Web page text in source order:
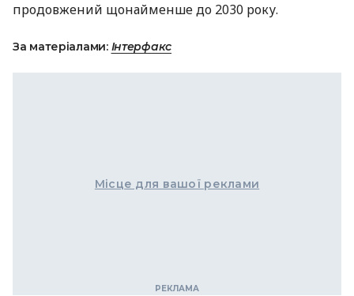
продовжений щонайменше до 2030 року.
За матеріалами: Інтерфакс
Місце для вашої реклами